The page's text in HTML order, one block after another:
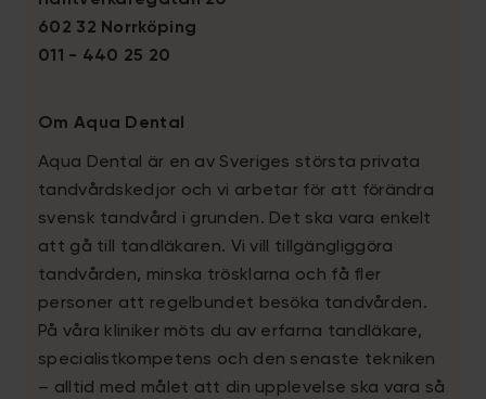
602 32 Norrköping
011 - 440 25 20
Om Aqua Dental
Aqua Dental är en av Sveriges största privata
tandvårdskedjor och vi arbetar för att förändra
svensk tandvård i grunden. Det ska vara enkelt
att gå till tandläkaren. Vi vill tillgängliggöra
tandvården, minska trösklarna och få fler
personer att regelbundet besöka tandvården.
På våra kliniker möts du av erfarna tandläkare,
specialistkompetens och den senaste tekniken
– alltid med målet att din upplevelse ska vara så